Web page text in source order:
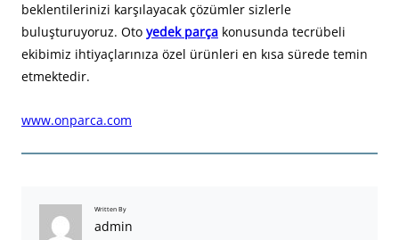
beklentilerinizi karşılayacak çözümler sizlerle
buluşturuyoruz. Oto yedek parça konusunda tecrübeli
ekibimiz ihtiyaçlarınıza özel ürünleri en kısa sürede temin
etmektedir.
www.onparca.com
Written By
admin